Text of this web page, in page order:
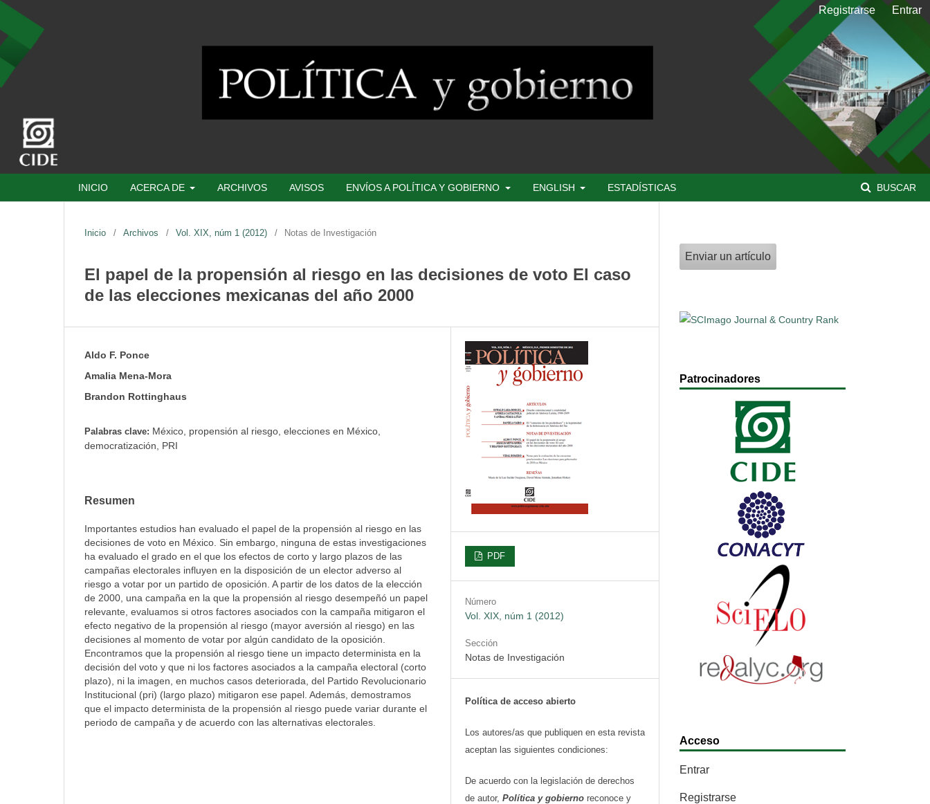
INICIO ACERCA DE ARCHIVOS AVISOS ENVÍOS A POLÍTICA Y GOBIERNO ENGLISH ESTADÍSTICAS BUSCAR
Registrarse Entrar
Inicio / Archivos / Vol. XIX, núm 1 (2012) / Notas de Investigación
El papel de la propensión al riesgo en las decisiones de voto El caso
de las elecciones mexicanas del año 2000
Aldo F. Ponce
Amalia Mena-Mora
Brandon Rottinghaus
Palabras clave: México, propensión al riesgo, elecciones en México,
democratización, PRI
Resumen
Importantes estudios han evaluado el papel de la propensión al riesgo en las
decisiones de voto en México. Sin embargo, ninguna de estas investigaciones
ha evaluado el grado en el que los efectos de corto y largo plazos de las
campañas electorales influyen en la disposición de un elector adverso al
riesgo a votar por un partido de oposición. A partir de los datos de la elección
de 2000, una campaña en la que la propensión al riesgo desempeñó un papel
relevante, evaluamos si otros factores asociados con la campaña mitigaron el
efecto negativo de la propensión al riesgo (mayor aversión al riesgo) en las
decisiones al momento de votar por algún candidato de la oposición.
Encontramos que la propensión al riesgo tiene un impacto determinista en la
decisión del voto y que ni los factores asociados a la campaña electoral (corto
plazo), ni la imagen, en muchos casos deteriorada, del Partido Revolucionario
Institucional (pri) (largo plazo) mitigaron ese papel. Además, demostramos
que el impacto determinista de la propensión al riesgo puede variar durante el
periodo de campaña y de acuerdo con las alternativas electorales.
PDF
Número
Vol. XIX, núm 1 (2012)
Sección
Notas de Investigación
Política de acceso abierto
Los autores/as que publiquen en esta revista
aceptan las siguientes condiciones:
De acuerdo con la legislación de derechos
de autor, Política y gobierno reconoce y
Enviar un artículo
Patrocinadores
Acceso
Entrar
Registrarse